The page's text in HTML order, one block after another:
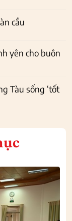
cầu
yên cho buôn
Tàu sống ‘tốt